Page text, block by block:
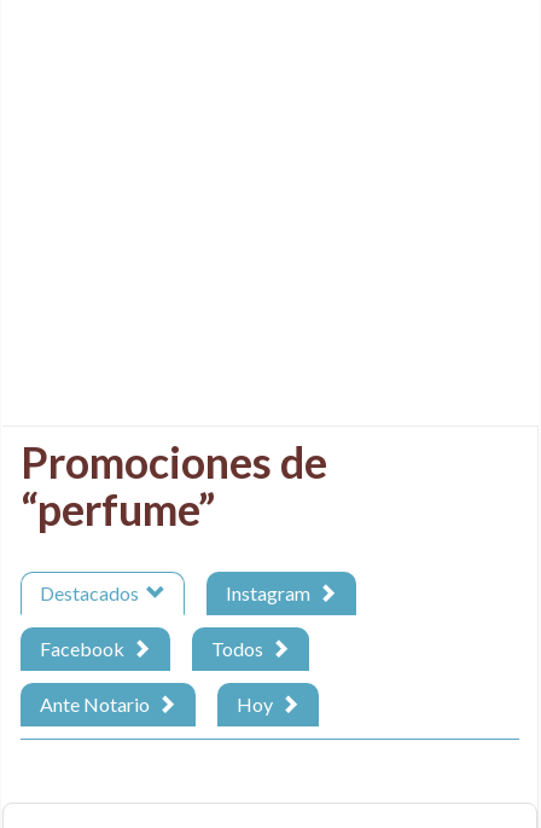
Promociones de
“perfume”
Destacados Instagram
Facebook Todos
Ante Notario Hoy